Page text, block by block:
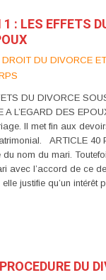
: LES EFFETS
DROIT DU DIVORCE
DU DIVORCE
A L’EGARD DES
II met fin aux
ARTICLE 40
du nom du mari.
avec l’accord de ce
justifie qu’un intérêt
DU